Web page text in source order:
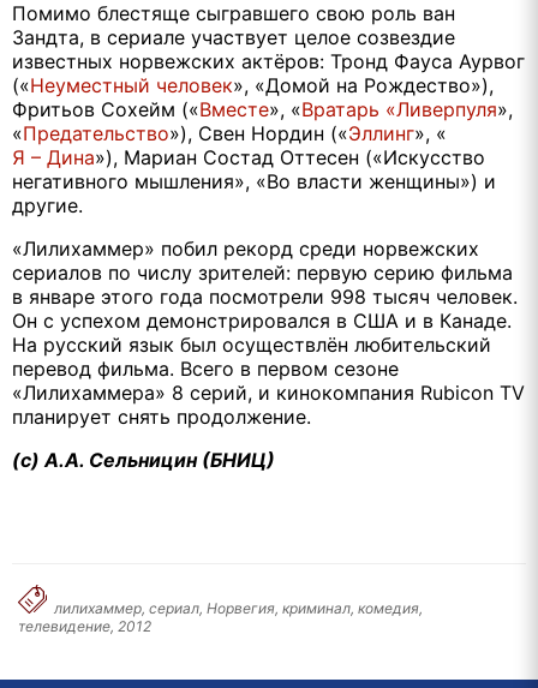
Помимо блестяще сыгравшего свою роль ван
Зандта, в сериале участвует целое созвездие
известных норвежских актёров: Тронд Фауса Аурвог
(«Неуместный человек», «Домой на Рождество»),
Фритьов Сохейм («Вместе», «Вратарь «Ливерпуля»,
«Предательство»), Свен Нордин («Эллинг», «
Я – Дина»), Мариан Состад Оттесен («Искусство
негативного мышления», «Во власти женщины») и
другие.
«Лилихаммер» побил рекорд среди норвежских
сериалов по числу зрителей: первую серию фильма
в январе этого года посмотрели 998 тысяч человек.
Он с успехом демонстрировался в США и в Канаде.
На русский язык был осуществлён любительский
перевод фильма. Всего в первом сезоне
«Лилихаммера» 8 серий, и кинокомпания Rubicon TV
планирует снять продолжение.
(с) А.А. Сельницин (БНИЦ)
лилихаммер, сериал, Норвегия, криминал, комедия,
телевидение, 2012